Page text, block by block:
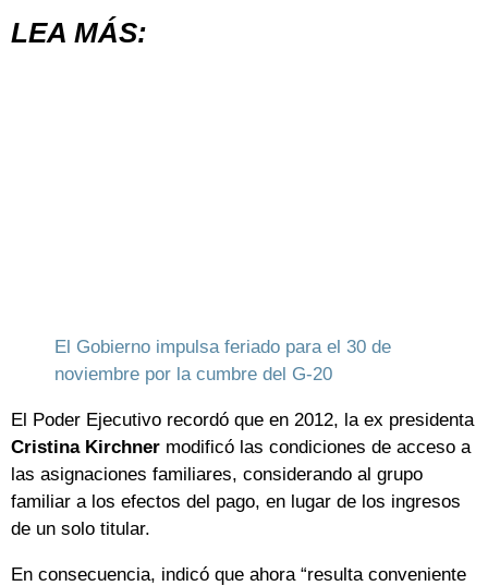
LEA MÁS:
El Gobierno impulsa feriado para el 30 de
noviembre por la cumbre del G-20
El Poder Ejecutivo recordó que en 2012, la ex presidenta
Cristina Kirchner modificó las condiciones de acceso a
las asignaciones familiares, considerando al grupo
familiar a los efectos del pago, en lugar de los ingresos
de un solo titular.
En consecuencia, indicó que ahora “resulta conveniente